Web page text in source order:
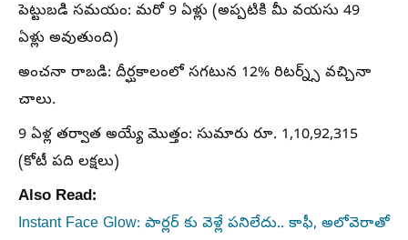
పెట్టుబడి సమయం: మరో 9 ఏళ్లు (అప్పటికి మీ వయసు 49
ఏళ్లు అవుతుంది)
అంచనా రాబడి: దీర్ఘకాలంలో సగటున 12% రిటర్న్స్ వచ్చినా
చాలు.
9 ఏళ్ల తర్వాత అయ్యే మొత్తం: సుమారు రూ. 1,10,92,315
(కోటీ పది లక్షలు)
Also Read:
Instant Face Glow: పార్లర్ కు వెళ్లే పనిలేదు.. కాఫీ, అలోవెరాతో